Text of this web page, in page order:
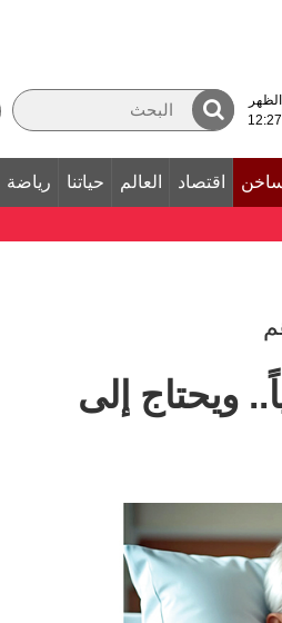
الظهر
12:27
اقتصاد العالم حياتنا رياضة
ويحتاج إلى